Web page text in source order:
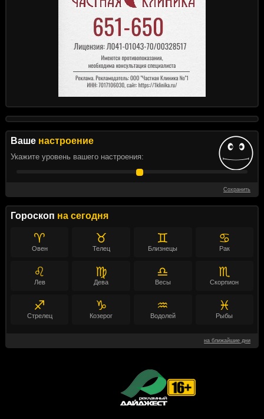
Ваше настроение
Укажите уровень вашего настроения:
Сохранить
Гороскоп на сегодня
♈
Овен
♉
Телец
♊
Близнецы
♋
Рак
♌
Лев
♍
Дева
♎
Весы
♏
Скорпион
♐
Стрелец
♑
Козерог
♒
Водолей
♓
Рыбы
на ближайшие дни